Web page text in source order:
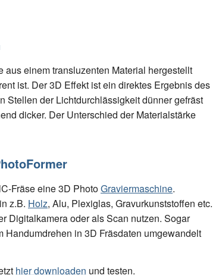
einem transluzenten Material hergestellt
ist. Der 3D Effekt ist ein direktes Ergebnis des
Stellen der Lichtdurchlässigkeit dünner gefräst
dicker. Der Unterschied der Materialstärke
Fräse eine 3D PhotoGraviermaschine.
z.B. Holz, Alu, Plexiglas, Gravurkunststoffen etc.
Digitalkamera oder als Scan nutzen. Sogar
Handumdrehen in 3D Fräsdaten umgewandelt
hier downloaden und testen.